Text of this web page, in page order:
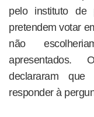
pelo instituto de
pretendem votar
não
apresentados.
declararam
responder à